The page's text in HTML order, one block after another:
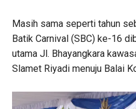
Masih sama seperti tahun
Batik Carnival (SBC) ke-16
utama Jl. Bhayangkara
Slamet Riyadi menuju Balai